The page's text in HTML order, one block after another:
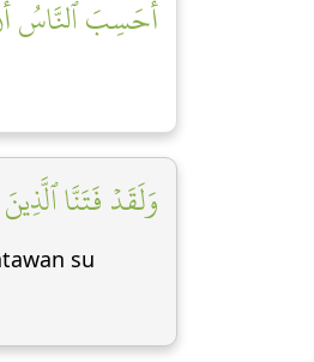
أَحَسِبَ ٱلنَّاسُ أَن
وَلَقَدۡ فَتَنَّا
su